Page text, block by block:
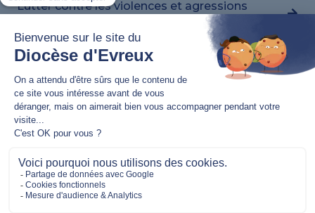
Lutter contre les violences et agressions
Nous contacter
02 32 62 82 20
27000 Évreux
communication@evreux.catholique.fr
Nous suivre
S’inscrire à notre newsletter